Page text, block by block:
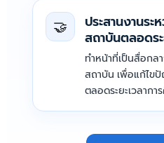
🤝
ประสานงานร
สถาบันตลอดระ
ทำหน้าที่เป็นสื่อกล
สถาบัน เพื่อแก้ไข
ตลอดระยะเวลากา